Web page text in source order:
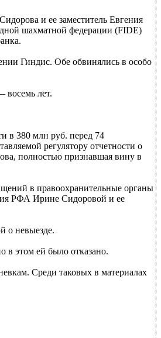
и ее заместитель Евгения
шахматной федерации (FIDE)
Гиндис. Обе обвинялись в особо
восемь лет.
в 380 млн руб. перед 74
регулятору отчетности о
полностью признавшая вину в
в правоохранительные органы
РФА Ирине Сидоровой и ее
о невыезде.
в этом ей было отказано.
Среди таковых в материалах